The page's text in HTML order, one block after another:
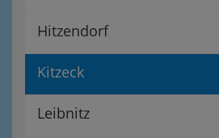
Hitzendorf
Kitzeck
Leibnitz